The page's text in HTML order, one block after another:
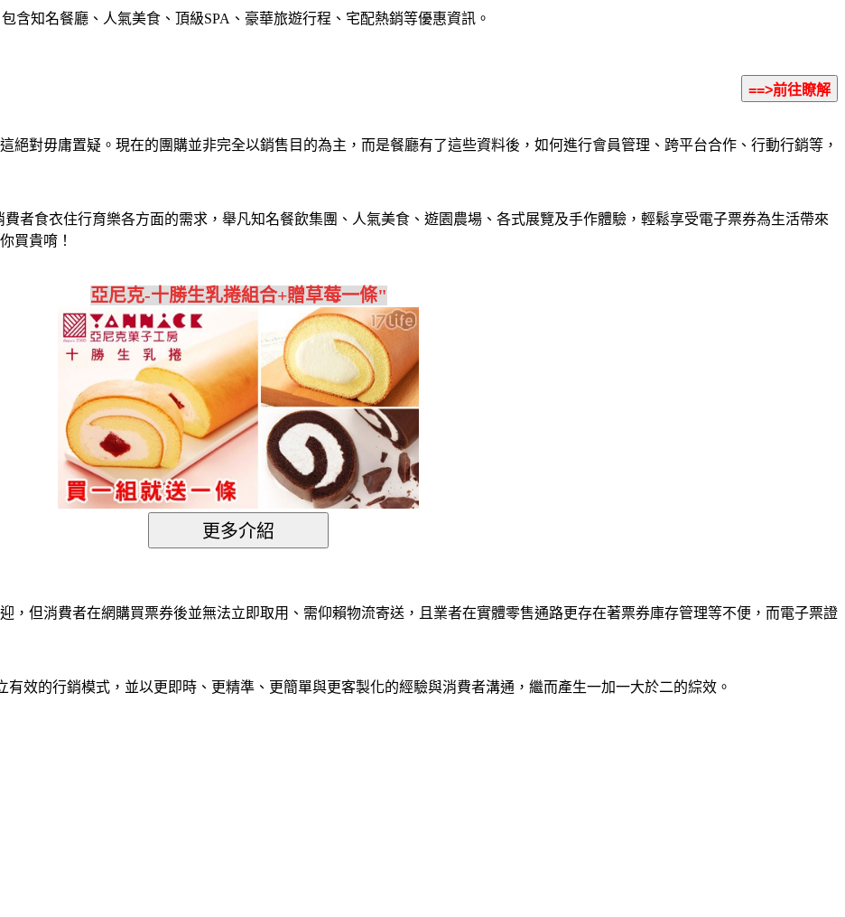
含知名餐廳、人氣美食、頂級SPA、豪華旅遊行程、宅配熱銷等優惠資訊。
絕對毋庸置疑。現在的團購並非完全以銷售目的為主，而是餐廳有了這些資料後，如何進行會員管理、跨平台合作、行動行銷等，
者食衣住行育樂各方面的需求，舉凡知名餐飲集團、人氣美食、遊園農場、各式展覽及手作體驗，輕鬆享受電子票券為生活帶來
買貴唷！
亞尼克-十勝生乳捲組合+贈草莓一條"
，但消費者在網購買票券後並無法立即取用、需仰賴物流寄送，且業者在實體零售通路更存在著票券庫存管理等不便，而電子票證
效的行銷模式，並以更即時、更精準、更簡單與更客製化的經驗與消費者溝通，繼而產生一加一大於二的綜效。